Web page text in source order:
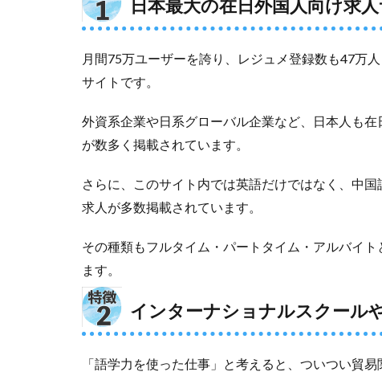
法
3.2
サー
ビス
利用
れ
3.3
方法
4
Pot
をお
勧め
した
い人
英語
日本最大の在日外国人向け求人
月間75万ユーザーを誇り、レジュメ登録数も47万
サイトです。
外資系企業や日系グローバル企業など、日本人も
が数多く掲載されています。
さらに、このサイト内では英語だけではなく、中
求人が多数掲載されています。
その種類もフルタイム・パートタイム・アルバイ
ます。
インターナショナルスクール
「語学力を使った仕事」と考えると、ついつい貿